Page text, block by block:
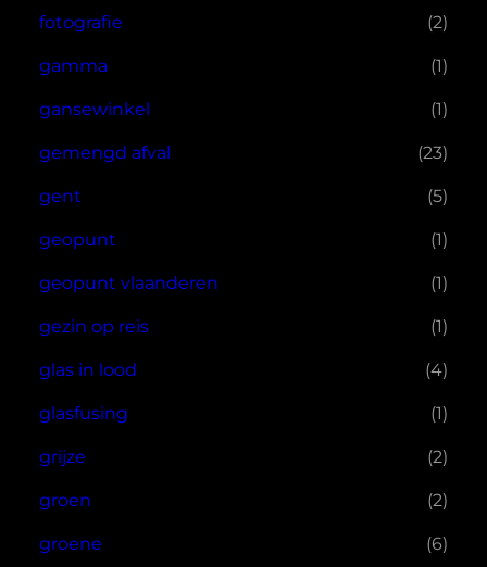
fotografie (2)
gamma (1)
gansewinkel (1)
gemengd afval (23)
gent (5)
geopunt (1)
geopunt vlaanderen (1)
gezin op reis (1)
glas in lood (4)
glasfusing (1)
grijze (2)
groen (2)
groene (6)